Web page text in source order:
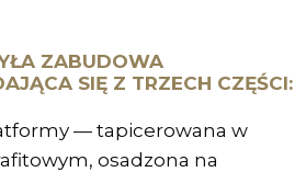
ZABUDOWA
SIĘ Z TRZECH CZĘŚCI:
— tapicerowana w
osadzona na